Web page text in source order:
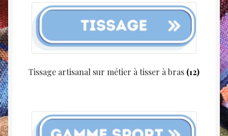
Tissage artisanal sur métier à tisser à bras (12)